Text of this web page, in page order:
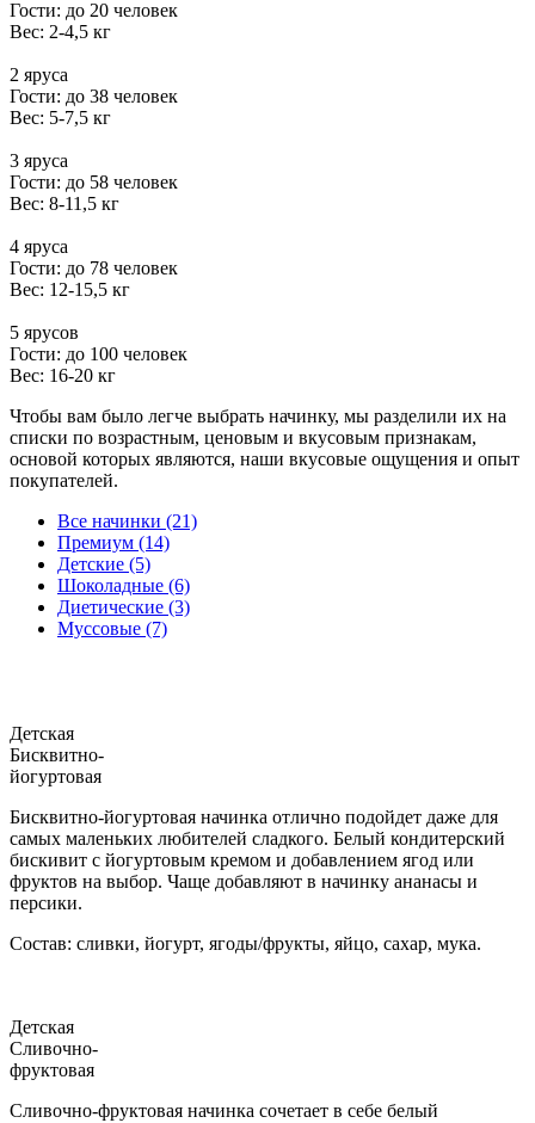
Гости: до 20 человек
Вес: 2-4,5 кг
2 яруса
Гости: до 38 человек
Вес: 5-7,5 кг
3 яруса
Гости: до 58 человек
Вес: 8-11,5 кг
4 яруса
Гости: до 78 человек
Вес: 12-15,5 кг
5 ярусов
Гости: до 100 человек
Вес: 16-20 кг
Чтобы вам было легче выбрать начинку, мы разделили их на
списки по возрастным, ценовым и вкусовым признакам,
основой которых являются, наши вкусовые ощущения и опыт
покупателей.
Все начинки (21)
Премиум (14)
Детские (5)
Шоколадные (6)
Диетические (3)
Муссовые (7)
Детская
Бисквитно-
йогуртовая
Бисквитно-йогуртовая начинка отлично подойдет даже для
самых маленьких любителей сладкого. Белый кондитерский
бискивит с йогуртовым кремом и добавлением ягод или
фруктов на выбор. Чаще добавляют в начинку ананасы и
персики.
Состав: сливки, йогурт, ягоды/фрукты, яйцо, сахар, мука.
Детская
Сливочно-
фруктовая
Сливочно-фруктовая начинка сочетает в себе белый